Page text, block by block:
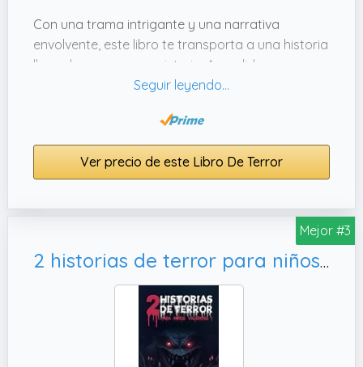
Con una trama intrigante y una narrativa
envolvente, este libro te transporta a una historia
llena de suspense y misterio. A medida que
avanzas en la lectura, te enfrentarás a desafíos
Con ilustraciones impactantes y una cuidada
edición, el "Terror book: El libro maldito" es ideal
emocionante. Prepárate para vivir momentos de
auténtico terror y disfrutar de una lectura
última página. Sin duda, una joya para los
amantes del terror y la literatura.
Ver precio de este Libro De Terror
Mejor #3
2 historias de terror para niños valientes: Libro de historias de terror, relatos misteriosos y escalofríos garantizados (Mis Historias de Fantasmas)